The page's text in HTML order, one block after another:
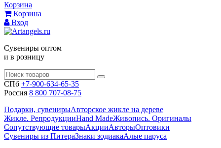
Корзина
Корзина
Вход
Сувениры оптом
и в розницу
СПб +7-900-634-65-35
Россия 8 800 707-08-75
Подарки, сувенирыАвторское жикле на дереве
Жикле. РепродукцииHand MadeЖивопись. Оригиналы
Сопутствующие товарыАкцииАвторыОптовики
Сувениры из ПитераЗнаки зодиакаАлые паруса